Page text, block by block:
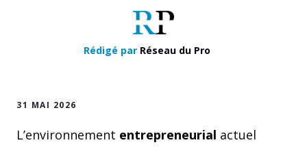
Rédigé par Réseau du Pro
31 MAI 2026
L’environnement entrepreneurial actuel